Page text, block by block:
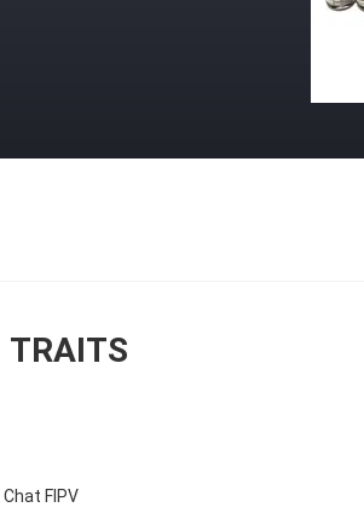
TRAITS
Chat FIPV